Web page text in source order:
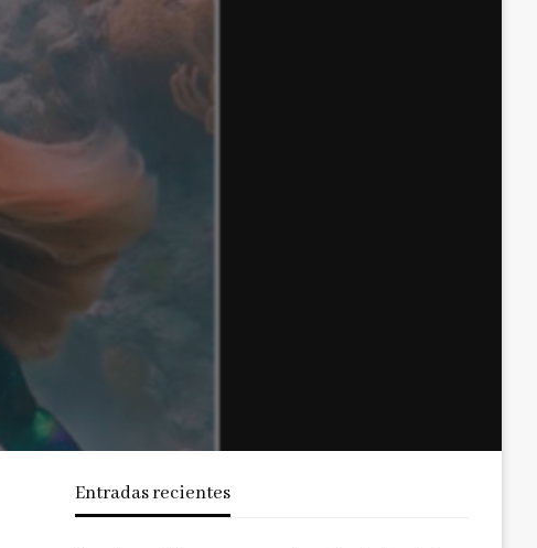
Entradas recientes